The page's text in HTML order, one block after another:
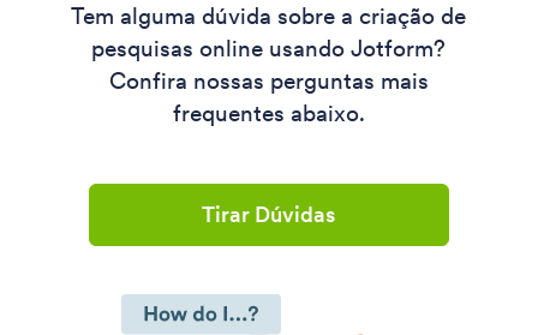
Tem alguma dúvida sobre a criação de
pesquisas online usando Jotform?
Confira nossas perguntas mais
frequentes abaixo.
Tirar Dúvidas